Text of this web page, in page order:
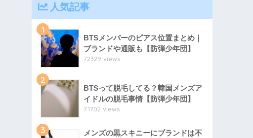
人気記事
1
BTSメンバーのピアス位置まとめ｜
ブランドや通販も【防弾少年団】
72329 views
2
BTSって脱毛してる？韓国メンズア
イドルの脱毛事情【防弾少年団】
71702 views
3
メンズの黒スキニーにブランドは不